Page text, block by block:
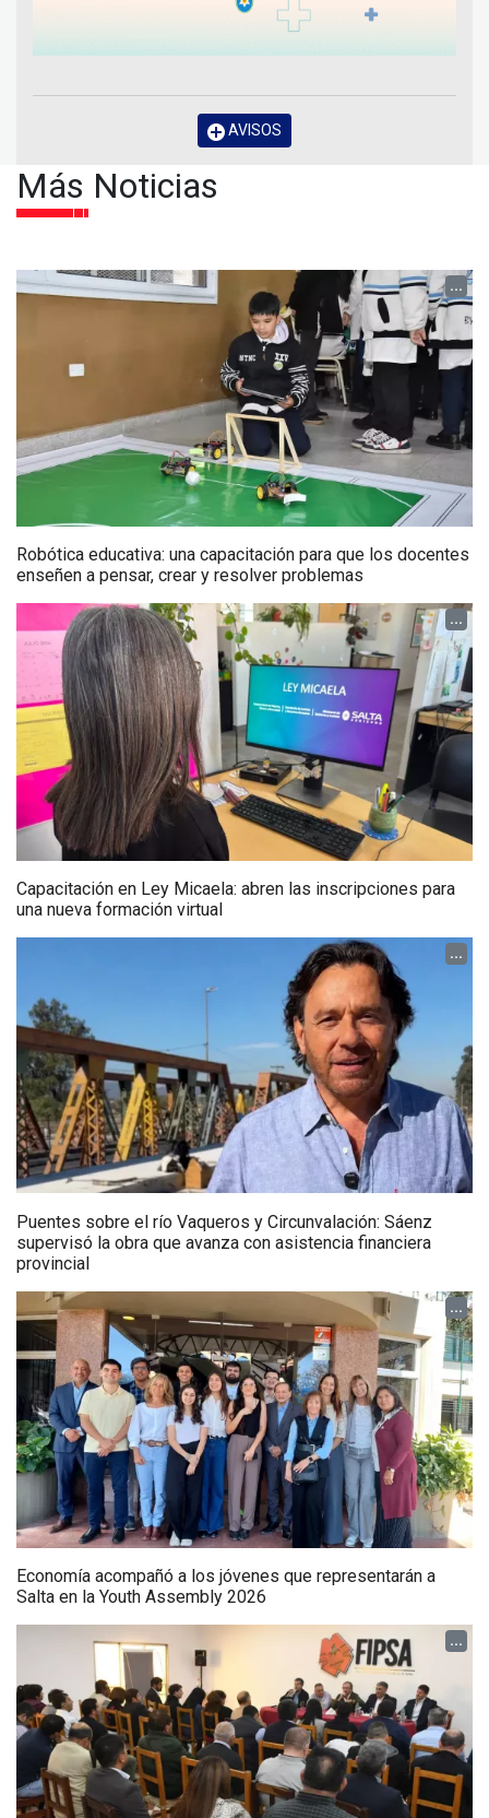
AVISOS
Más Noticias
...
Robótica educativa: una capacitación para que los docentes
enseñen a pensar, crear y resolver problemas
...
Capacitación en Ley Micaela: abren las inscripciones para
una nueva formación virtual
...
Puentes sobre el río Vaqueros y Circunvalación: Sáenz
supervisó la obra que avanza con asistencia financiera
provincial
...
Economía acompañó a los jóvenes que representarán a
Salta en la Youth Assembly 2026
...